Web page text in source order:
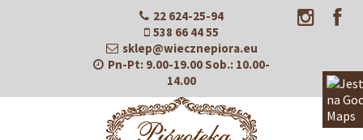
22 624-25-94
538 66 44 55
sklep@wiecznepiora.eu
Pn-Pt: 9.00-19.00Sob.: 10.00-
14.00